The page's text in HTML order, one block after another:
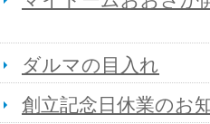
ダルマの目入れ
創立記念日休業のお